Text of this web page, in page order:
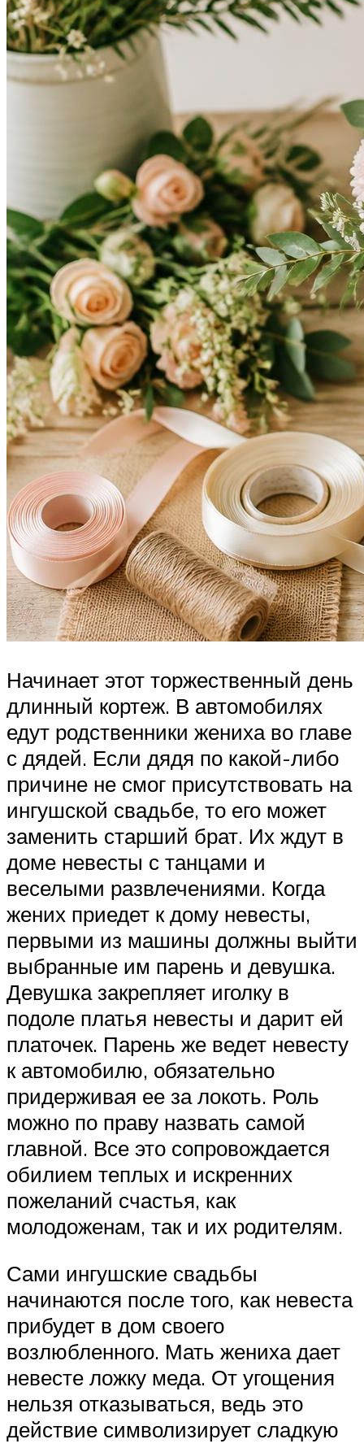
Начинает этот торжественный день
длинный кортеж. В автомобилях
едут родственники жениха во главе
с дядей. Если дядя по какой-либо
причине не смог присутствовать на
ингушской свадьбе, то его может
заменить старший брат. Их ждут в
доме невесты с танцами и
веселыми развлечениями. Когда
жених приедет к дому невесты,
первыми из машины должны выйти
выбранные им парень и девушка.
Девушка закрепляет иголку в
подоле платья невесты и дарит ей
платочек. Парень же ведет невесту
к автомобилю, обязательно
придерживая ее за локоть. Роль
можно по праву назвать самой
главной. Все это сопровождается
обилием теплых и искренних
пожеланий счастья, как
молодоженам, так и их родителям.
Сами ингушские свадьбы
начинаются после того, как невеста
прибудет в дом своего
возлюбленного. Мать жениха дает
невесте ложку меда. От угощения
нельзя отказываться, ведь это
действие символизирует сладкую